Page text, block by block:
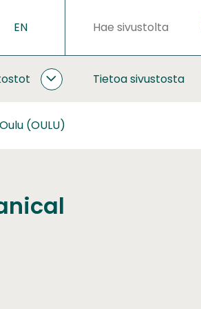
EN Hakusanat
YHTEISTYÖ
VERKOSTOT
ALASIVUT
Tietoa sivustosta
(OULU)